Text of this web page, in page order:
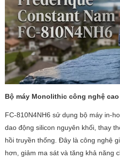
Bộ máy Monolithic công nghệ cao
FC-810N4NH6 sử dụng bộ máy in-
dao động silicon nguyên khối, thay
hồi truyền thống. Đây là công nghệ
hơn, giảm ma sát và tăng khả năng